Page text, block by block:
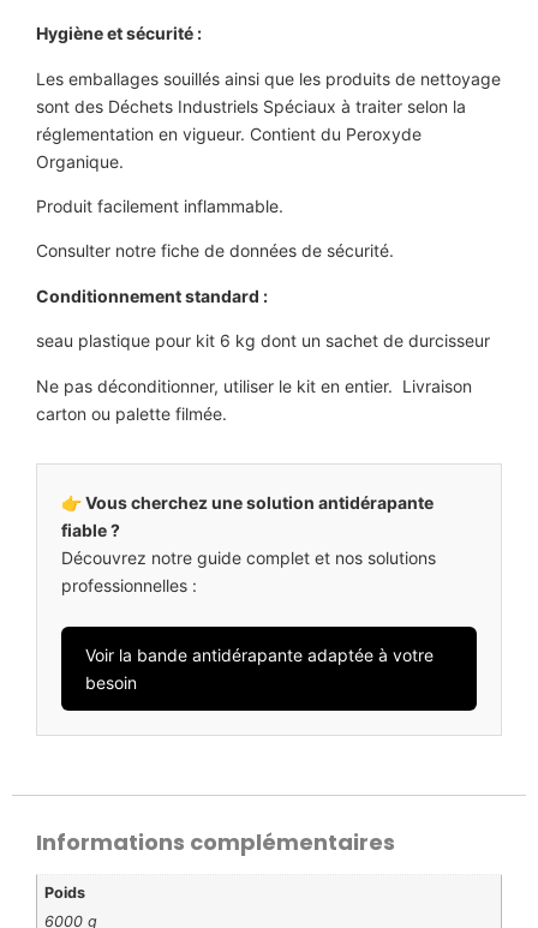
Hygiène et sécurité :
Les emballages souillés ainsi que les produits de nettoyage
sont des Déchets Industriels Spéciaux à traiter selon la
réglementation en vigueur. Contient du Peroxyde
Organique.
Produit facilement inflammable.
Consulter notre fiche de données de sécurité.
Conditionnement standard :
seau plastique pour kit 6 kg dont un sachet de durcisseur
Ne pas déconditionner, utiliser le kit en entier. Livraison
carton ou palette filmée.
👉 Vous cherchez une solution antidérapante
fiable ?
Découvrez notre guide complet et nos solutions
professionnelles :
Voir la bande antidérapante adaptée à votre
besoin
Informations complémentaires
Poids
6000 g